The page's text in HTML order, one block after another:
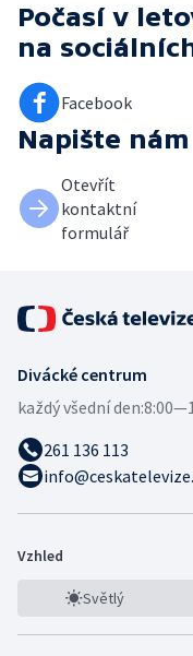
Počasí v
na
Facebook
Napište nám
Otevřít
kontaktní
formulář
Divácké centrum
každý všední den:
261 136 113
Vzhled
Světlý